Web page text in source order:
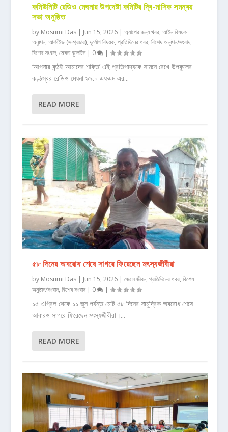
কমিউনিটি রেডিও মেঘনার উপদেষ্টা কমিটির দ্বি-মাসিক সমন্বয়
সভা অনুষ্ঠিত
by Mosumi Das| Jun 15, 2026| অ্যাপের জন্য খবর, আইন বিষয়ক
অনুষ্ঠান, আর্কাইভ (সম্প্রচার), দূর্যোগ বিষয়ক, প্রতিদিনের খবর, বিশেষ অনুষ্ঠান/সংবাদ,
বিশেষ সংবাদ, মেঘনা বুলেটিন| 0 |
‘আপনার কন্ঠই আমাদের শক্তি’ এই প্রতিপাদ্যকে সামনে রেখে উপকূলের
কণ্ঠস্বর রেডিও মেঘনা ৯৯.০ এফএম এর...
READ MORE
৫৮ দিনের অবরোধ শেষে সাগরে ফিরেছেন মৎস্যজীবীরা
by Mosumi Das| Jun 15, 2026| জেলে জীবন, প্রতিদিনের খবর, বিশেষ
অনুষ্ঠান/সংবাদ, বিশেষ সংবাদ| 0 |
১৫ এপ্রিল থেকে ১১ জুন পর্যন্ত মোট ৫৮ দিনের সামুদ্রিক অবরোধ শেষে
আবারও সাগরে ফিরেছেন মৎস্যজীবীরা।...
READ MORE